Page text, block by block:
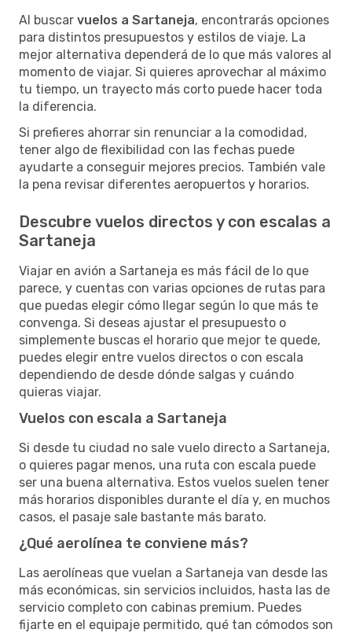
Al buscar vuelos a Sartaneja, encontrarás opciones
para distintos presupuestos y estilos de viaje. La
mejor alternativa dependerá de lo que más valores al
momento de viajar. Si quieres aprovechar al máximo
tu tiempo, un trayecto más corto puede hacer toda
la diferencia.
Si prefieres ahorrar sin renunciar a la comodidad,
tener algo de flexibilidad con las fechas puede
ayudarte a conseguir mejores precios. También vale
la pena revisar diferentes aeropuertos y horarios.
Descubre vuelos directos y con escalas a
Sartaneja
Viajar en avión a Sartaneja es más fácil de lo que
parece, y cuentas con varias opciones de rutas para
que puedas elegir cómo llegar según lo que más te
convenga. Si deseas ajustar el presupuesto o
simplemente buscas el horario que mejor te quede,
puedes elegir entre vuelos directos o con escala
dependiendo de desde dónde salgas y cuándo
quieras viajar.
Vuelos con escala a Sartaneja
Si desde tu ciudad no sale vuelo directo a Sartaneja,
o quieres pagar menos, una ruta con escala puede
ser una buena alternativa. Estos vuelos suelen tener
más horarios disponibles durante el día y, en muchos
casos, el pasaje sale bastante más barato.
¿Qué aerolínea te conviene más?
Las aerolíneas que vuelan a Sartaneja van desde las
más económicas, sin servicios incluidos, hasta las de
servicio completo con cabinas premium. Puedes
fijarte en el equipaje permitido, qué tan cómodos son